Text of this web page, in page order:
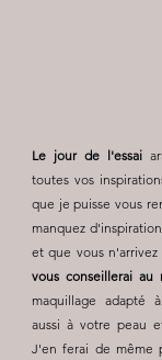
Le jour de l'essai
toutes vos
que je puisse vous
manquez
et que vous
vous conseillerai au
maquillage adapté
aussi à votre peau
J'en ferai de même